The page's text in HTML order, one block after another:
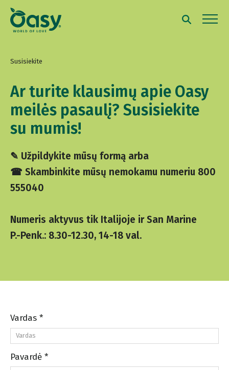
Susisiekite
Ar turite klausimų apie Oasy
meilės pasaulį? Susisiekite
su mumis!
✎ Užpildykite mūsų formą arba
☎ Skambinkite mūsų nemokamu numeriu 800
555040
Numeris aktyvus tik Italijoje ir San Marine
P.-Penk.: 8.30-12.30, 14-18 val.
Vardas *
Pavardė *